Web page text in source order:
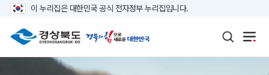
이 누리집은 대한민국 공식 전자정부 누리집입니다.